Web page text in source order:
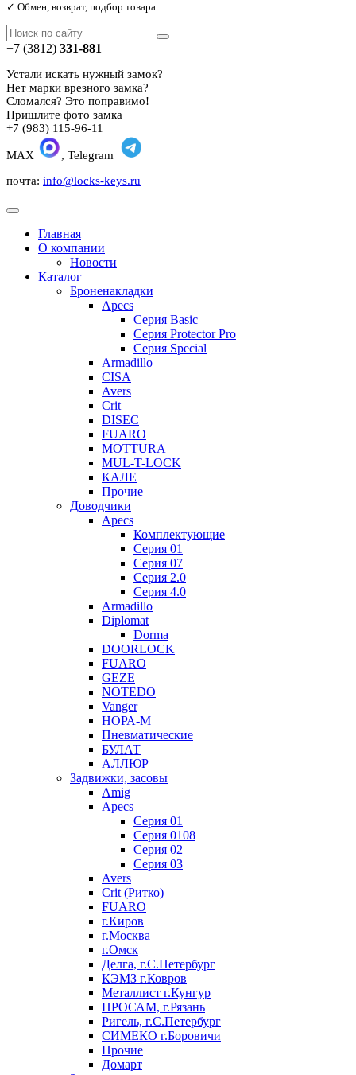
✓ Обмен, возврат, подбор товара
+7 (3812) 331-881
Устали искать нужный замок?
Нет марки врезного замка?
Сломался? Это поправимо!
Пришлите фото замка
+7 (983) 115-96-11
MAX
, Telegram
почта: info@locks-keys.ru
Главная
О компании
Новости
Каталог
Броненакладки
Apecs
Серия Basic
Серия Protector Pro
Серия Special
Armadillo
CISA
Avers
Crit
DISEC
FUARO
MOTTURA
MUL-T-LOCK
КАЛЕ
Прочие
Доводчики
Apecs
Комплектующие
Серия 01
Серия 07
Серия 2.0
Серия 4.0
Armadillo
Diplomat
Dorma
DOORLOCK
FUARO
GEZE
NOTEDO
Vanger
НОРА-М
Пневматические
БУЛАТ
АЛЛЮР
Задвижки, засовы
Amig
Apecs
Серия 01
Серия 0108
Серия 02
Серия 03
Avers
Crit (Ритко)
FUARO
г.Киров
г.Москва
г.Омск
Делга, г.С.Петербург
КЭМЗ г.Ковров
Металлист г.Кунгур
ПРОСАМ, г.Рязань
Ригель, г.С.Петербург
СИМЕКО г.Боровичи
Прочие
Домарт